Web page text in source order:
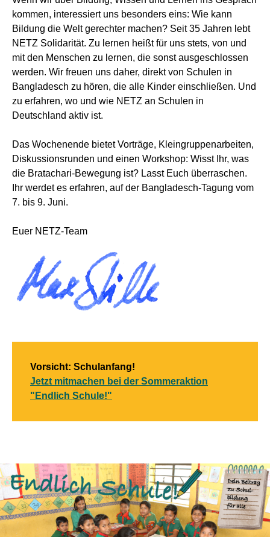
kommen, interessiert uns besonders eins: Wie kann
Bildung die Welt gerechter machen? Seit 35 Jahren lebt
NETZ Solidarität. Zu lernen heißt für uns stets, von und
mit den Menschen zu lernen, die sonst ausgeschlossen
werden. Wir freuen uns daher, direkt von Schulen in
Bangladesch zu hören, die alle Kinder einschließen. Und
zu erfahren, wo und wie NETZ an Schulen in
Deutschland aktiv ist.
Das Wochenende bietet Vorträge, Kleingruppenarbeiten,
Diskussionsrunden und einen Workshop: Wisst Ihr, was
die Bratachari-Bewegung ist? Lasst Euch überraschen.
Ihr werdet es erfahren, auf der Bangladesch-Tagung vom
7. bis 9. Juni.
Euer NETZ-Team
Vorsicht: Schulanfang!
Jetzt mitmachen bei der Sommeraktion
"Endlich Schule!"